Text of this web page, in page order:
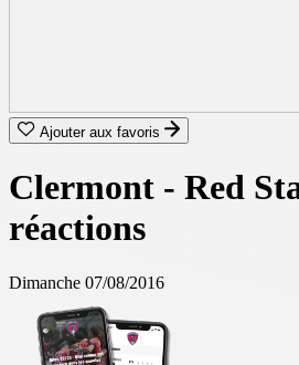
Ajouter aux favoris
Clermont - Red
réactions
Dimanche 07/08/2016